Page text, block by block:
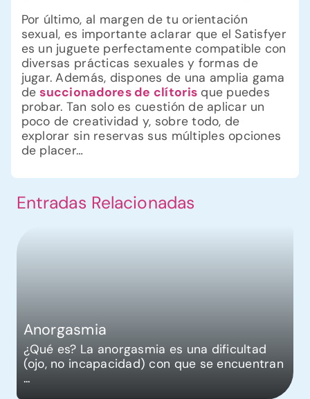
Por último, al margen de tu orientación
sexual, es importante aclarar que el Satisfyer
es un juguete perfectamente compatible con
diversas prácticas sexuales y formas de
jugar. Además, dispones de una amplia gama
desuccionadores de clítoris que puedes
probar. Tan solo es cuestión de aplicar un
poco de creatividad y, sobre todo, de
explorar sin reservas sus múltiples opciones
de placer…
Entradas Relacionadas
Anorgasmia
¿Qué es? La anorgasmia es una dificultad
(ojo, no incapacidad) con que se encuentran
...